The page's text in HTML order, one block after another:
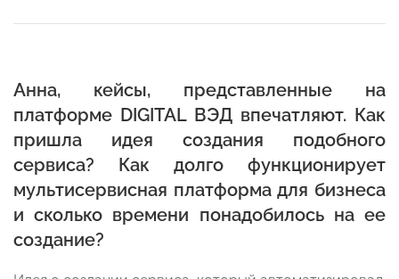
Анна, кейсы, представленные на
платформе DIGITAL ВЭД впечатляют. Как
пришла идея создания подобного
сервиса? Как долго функционирует
мультисервисная платформа для бизнеса
и сколько времени понадобилось на ее
создание?